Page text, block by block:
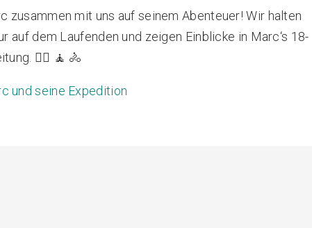
zusammen mit uns auf seinem Abenteuer! Wir halten
auf dem Laufenden und zeigen Einblicke in Marc‘s 18-
🏋️‍♀️ 🧘 🚴
und seine Expedition